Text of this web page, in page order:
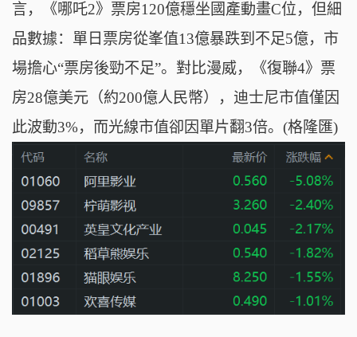
言，《哪吒2》票房120億穩坐國產動畫C位，但細
品數據：單日票房從峯值13億暴跌到不足5億，市
場擔心“票房後勁不足”。對比漫威，《復聯4》票
房28億美元（約200億人民幣），迪士尼市值僅因
此波動3%，而光線市值卻因單片翻3倍。(格隆匯)